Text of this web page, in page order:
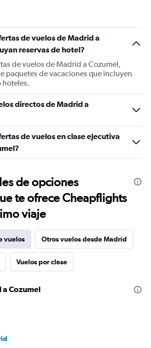
de vuelos de Madrid a
reservas de hotel?
de vuelos de Madrid a Cozumel,
paquetes de vacaciones que incluyen
hoteles.
directos de Madrid a
de vuelos en clase ejecutiva
de opciones
te ofrece Cheapflights
viaje
vuelos Otros vuelos desde Madrid
Vuelos por clase
a Cozumel